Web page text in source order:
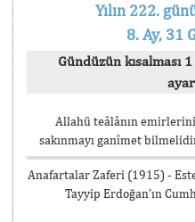
Yılın 222.
8. Ay, 31
Gündüzün kısalması
Allahü teâlânın
sakınmayı ganîmet
Anafartalar Zaferi (1915) -
Tayyip Erdoğan’ın